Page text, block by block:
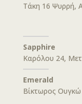
Τάκη 16 Ψυρρή,
Sapphire
Καρόλου 24,
Emerald
Βίκτωρος